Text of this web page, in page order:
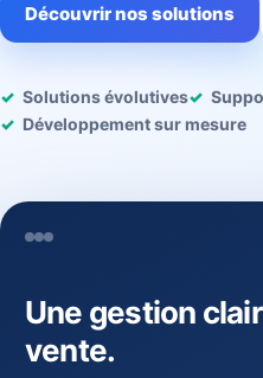
Découvrir nos solutions
Solutions évolutives
Développement sur mesure
Une gestion
vente.